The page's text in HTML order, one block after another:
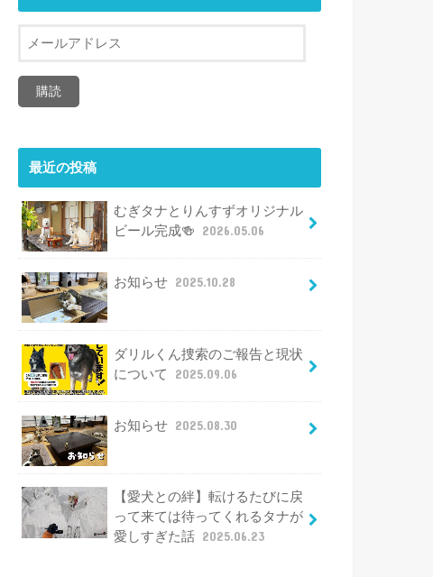
ー
ル
ス
購読
最近の投稿
むぎタナとりんすずオリジナル
ビール完成🍻
2026.05.06
お知らせ 2025.10.28
ダリルくん捜索のご報告と現状
について
2025.09.06
お知らせ 2025.08.30
【愛犬との絆】転けるたびに戻
って来ては待ってくれるタナが
愛しすぎた話 2025.06.23